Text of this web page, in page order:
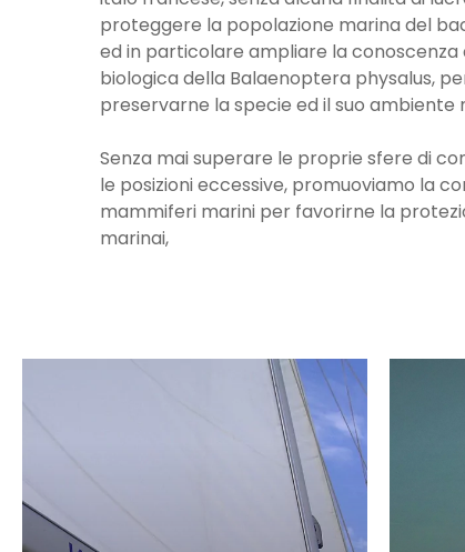
proteggere la popolazione marina del
ed in particolare ampliare la
biologica della Balaenoptera physalus,
preservarne la specie ed il suo ambiente
Senza mai superare le proprie sfere di
le posizioni eccessive, promuoviamo la
mammiferi marini per favorirne la
marinai,